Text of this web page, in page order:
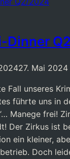
Dinner
27. Mai 2024
Fall unseres
führte uns in
Manege frei!
Der Zirkus ist
ein kleiner,
Doch